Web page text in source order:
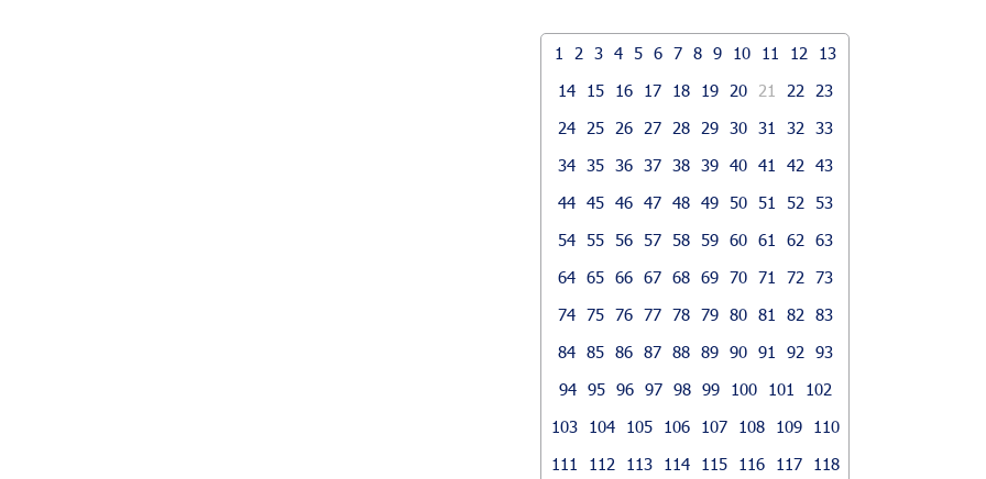
1 2 3 4 5 6 7 8 9 10 11 12
13
14
15 16 17 18 19 20 21 22
23
24
25 26 27 28 29 30 31 32
33
34 35 36 37 38 39 40 41 42
43
44 45 46 47 48 49 50 51 52
53
54 55 56 57 58 59 60 61 62
63
64 65 66 67 68 69 70 71 72
73
74 75 76 77 78 79 80 81 82
83
84 85 86 87 88 89 90 91 92
93
94 95 96 97 98 99 100 101
102
103
104 105 106 107 108 109
110
111
112 113 114 115 116 117
118